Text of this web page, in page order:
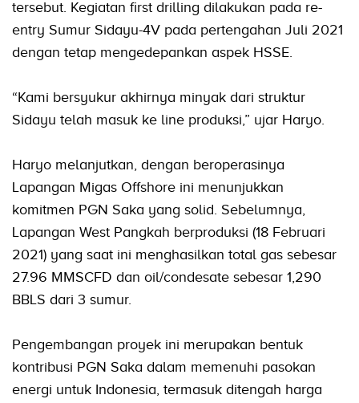
tersebut. Kegiatan first drilling dilakukan pada re-
entry Sumur Sidayu-4V pada pertengahan Juli 2021
dengan tetap mengedepankan aspek HSSE.
“Kami bersyukur akhirnya minyak dari struktur
Sidayu telah masuk ke line produksi,” ujar Haryo.
Haryo melanjutkan, dengan beroperasinya
Lapangan Migas Offshore ini menunjukkan
komitmen PGN Saka yang solid. Sebelumnya,
Lapangan West Pangkah berproduksi (18 Februari
2021) yang saat ini menghasilkan total gas sebesar
27.96 MMSCFD dan oil/condesate sebesar 1,290
BBLS dari 3 sumur.
Pengembangan proyek ini merupakan bentuk
kontribusi PGN Saka dalam memenuhi pasokan
energi untuk Indonesia, termasuk ditengah harga